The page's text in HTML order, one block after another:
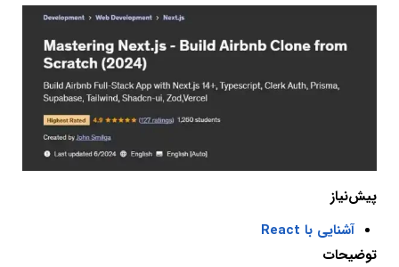
پیش‌نیاز
آشنایی با React
توضیحات